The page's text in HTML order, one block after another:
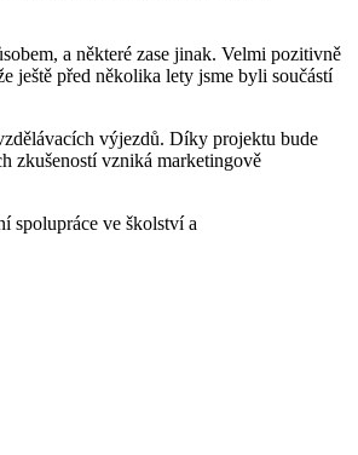
a některé zase jinak. Velmi pozitivně
ještě před několika lety jsme byli součástí
výjezdů. Díky projektu bude
zkušeností vzniká marketingově
spolupráce ve školství a